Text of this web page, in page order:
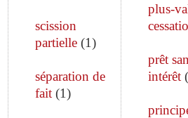
scission
partielle(1)
séparation de
fait(1)
plus-
prêt
intérêt(